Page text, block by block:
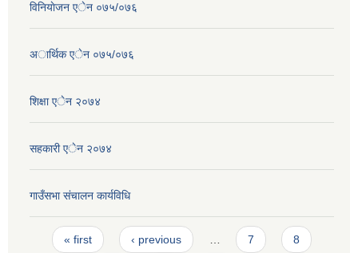
विनियाेजन एेन ०७५/०७६
अार्थिक एेन ०७५/०७६
शिक्षा एेन २०७४
सहकारी एेन २०७४
गाउँसभा संचालन कार्यविधि
Pages
« first ‹ previous 7 8